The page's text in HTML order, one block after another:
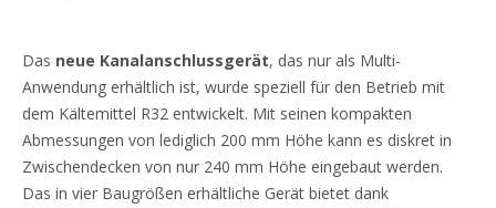
Das neue Kanalanschlussgerät, das nur als Multi-
Anwendung erhältlich ist, wurde speziell für den Betrieb mit
dem Kältemittel R32 entwickelt. Mit seinen kompakten
Abmessungen von lediglich 200 mm Höhe kann es diskret in
Zwischendecken von nur 240 mm Höhe eingebaut werden.
Das in vier Baugrößen erhältliche Gerät bietet dank